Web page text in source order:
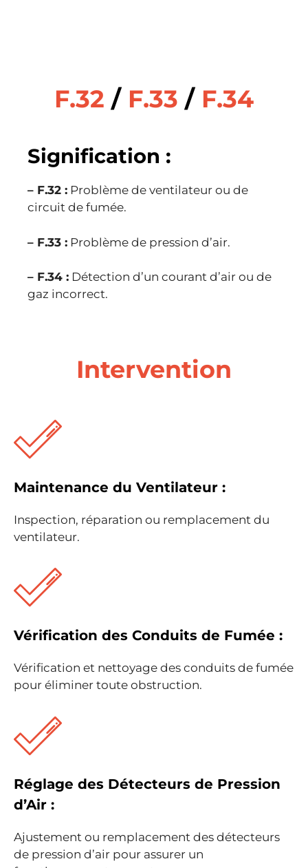
F.32 / F.33 / F.34
Signification :
– F.32 : Problème de ventilateur ou de
circuit de fumée.
– F.33 : Problème de pression d’air.
– F.34 : Détection d’un courant d’air ou de
gaz incorrect.
Intervention
Maintenance du Ventilateur :
Inspection, réparation ou remplacement du
ventilateur.
Vérification des Conduits de Fumée :
Vérification et nettoyage des conduits de fumée
pour éliminer toute obstruction.
Réglage des Détecteurs de Pression
d’Air :
Ajustement ou remplacement des détecteurs
de pression d’air pour assurer un